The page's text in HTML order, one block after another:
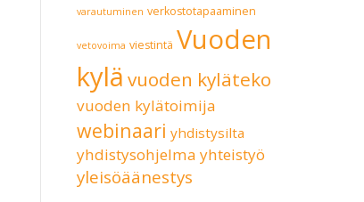
varautuminen verkostotapaaminen
vetovoima viestintä Vuoden
kylä vuoden kyläteko
vuoden kylätoimija
webinaari yhdistysilta
yhdistysohjelma yhteistyö
yleisöäänestys